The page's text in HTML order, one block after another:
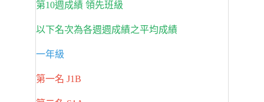
第10週成績 領先班級
以下名次為各週週成績之平均成績
一年級
第一名 J1B